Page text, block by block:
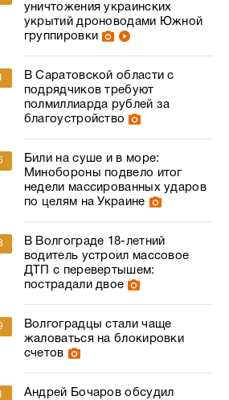
уничтожения украинских
укрытий дроноводами Южной
группировки
В Саратовской области с
подрядчиков требуют
полмиллиарда рублей за
благоустройство
Били на суше и в море:
Минобороны подвело итог
недели массированных ударов
по целям на Украине
В Волгограде 18-летний
водитель устроил массовое
ДТП с перевертышем:
пострадали двое
Волгоградцы стали чаще
жаловаться на блокировки
счетов
Андрей Бочаров обсудил